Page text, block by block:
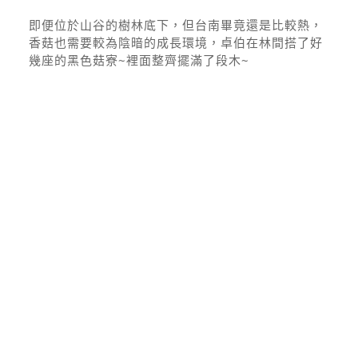
即便位於山谷的樹林底下，但台南畢竟還是比較熱，
香菇也需要較為陰暗的成長環境，卓伯在林間搭了好
幾座的黑色菇寮~裡面整齊擺滿了段木~